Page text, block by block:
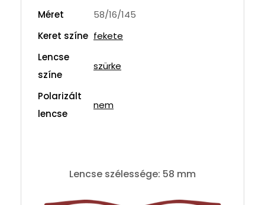
Méret
58/16/145
Keret színe fekete
Lencse
színe
szürke
Polarizált
lencse
nem
Lencse szélessége: 58 mm